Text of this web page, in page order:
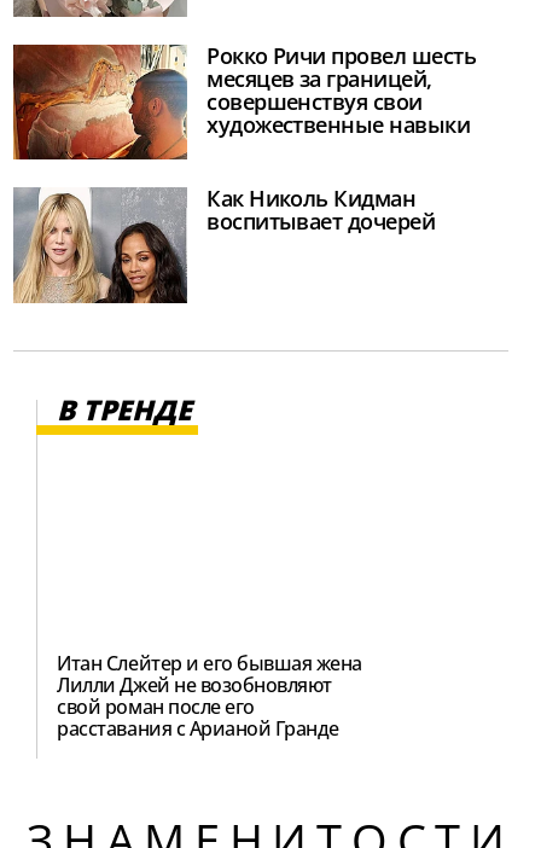
Рокко Ричи провел шесть
месяцев за границей,
совершенствуя свои
художественные навыки
Как Николь Кидман
воспитывает дочерей
В ТРЕНДЕ
Итан Слейтер и его бывшая жена
Лилли Джей не возобновляют
свой роман после его
расставания с Арианой Гранде